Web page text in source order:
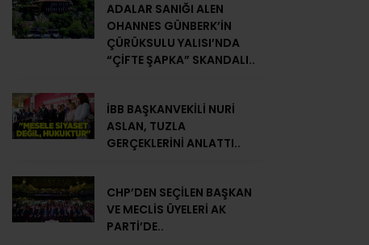
ADALAR SANIĞI ALEN
OHANNES GÜNBERK’İN
ÇÜRÜKSULU YALISI’NDA
“ÇİFTE ŞAPKA” SKANDALI..
İBB BAŞKANVEKİLİ NURİ
ASLAN, TUZLA
GERÇEKLERİNİ ANLATTI..
CHP’DEN SEÇİLEN BAŞKAN
VE MECLİS ÜYELERİ AK
PARTİ’DE..